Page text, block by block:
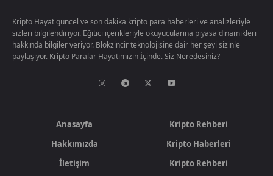
Kripto Hayat güncel ve son dakika kripto para haberleri ve analizleriyle
sizleri bilgilendiriyor. Eğitici içerikleriyle okuyucularina piyasa dinamikleri
hakkında bilgiler veriyor. Blokzincir teknolojisine dair her şeyi sizinle
paylaşıyor. Kripto Paralar Hayatımızın İçinde. Siz Neredesiniz?
Anasayfa
Hakkımızda
İletişim
Kripto Rehberi
Kripto Haberleri
Kripto Rehberi